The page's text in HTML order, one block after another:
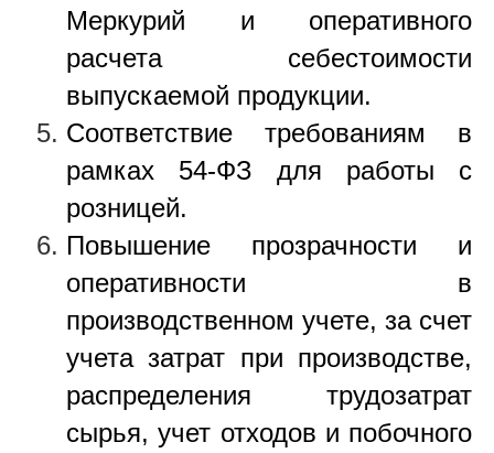
Меркурий и оперативного
расчета себестоимости
выпускаемой продукции.
Соответствие требованиям в
рамках 54-ФЗ для работы с
розницей.
Повышение прозрачности и
оперативности в
производственном учете, за счет
учета затрат при производстве,
распределения трудозатрат
сырья, учет отходов и побочного